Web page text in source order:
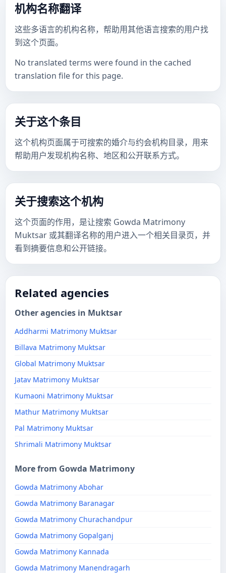
机构名称翻译
这些多语言的机构名称，帮助用其他语言搜索的用户找
到这个页面。
No translated terms were found in the cached
translation file for this page.
关于这个条目
这个机构页面属于可搜索的婚介与约会机构目录，用来
帮助用户发现机构名称、地区和公开联系方式。
关于搜索这个机构
这个页面的作用，是让搜索 Gowda Matrimony
Muktsar 或其翻译名称的用户进入一个相关目录页，并
看到摘要信息和公开链接。
Related agencies
Other agencies in Muktsar
Addharmi Matrimony Muktsar
Billava Matrimony Muktsar
Global Matrimony Muktsar
Jatav Matrimony Muktsar
Kumaoni Matrimony Muktsar
Mathur Matrimony Muktsar
Pal Matrimony Muktsar
Shrimali Matrimony Muktsar
More from Gowda Matrimony
Gowda Matrimony Abohar
Gowda Matrimony Baranagar
Gowda Matrimony Churachandpur
Gowda Matrimony Gopalganj
Gowda Matrimony Kannada
Gowda Matrimony Manendragarh